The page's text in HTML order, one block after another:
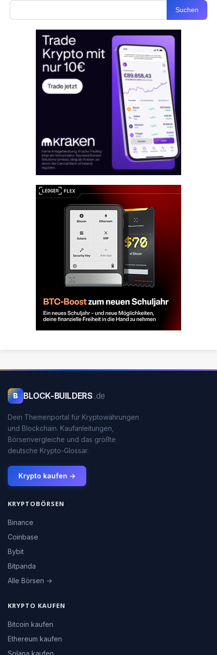
Suchen
B BLOCK-BUILDERS .de
Dein Themenportal für Kryptowährungen
und Blockchain. Kaufanleitungen,
Börsenvergleiche und das größte
deutsche Krypto-Glossar.
Krypto kaufen →
KRYPTOBÖRSEN
Binance
Coinbase
Bybit
Bitpanda
Alle Börsen →
KRYPTO KAUFEN
Bitcoin kaufen
Ethereum kaufen